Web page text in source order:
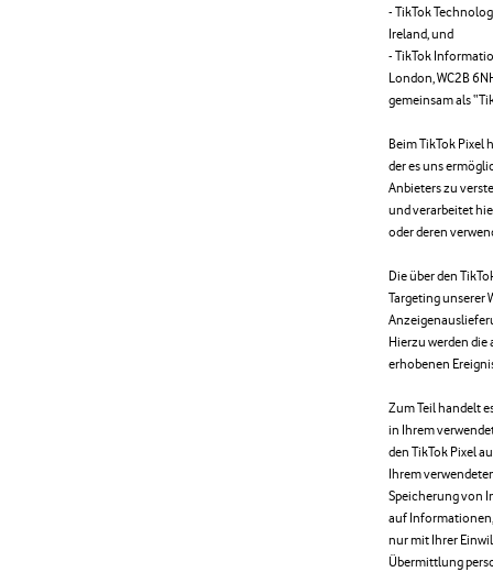
- TikTok
Ireland, und
- TikTok
London, WC2B
gemeinsam als
Beim TikTok Pixel
der es uns
Anbieters zu
und verarbeitet
oder deren
Die über den
Targeting unserer
Hierzu werden die
erhobenen
Zum Teil handelt
in Ihrem
den TikTok Pixel
Ihrem
Speicherung von
auf
nur mit Ihrer
Übermittlung